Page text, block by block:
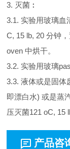
3. 灭菌︰
3.1. 实验用玻璃血
C, 15 lb, 20 分钟
oven 中烘干。
3.2. 实验用玻璃
3.3. 液体或是固体
即漂白水) 或是蒸
压灭菌121 oC, 15
产品咨